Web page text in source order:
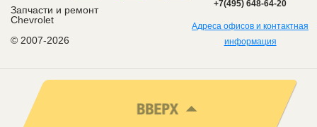
Запчасти и ремонт
Chevrolet
© 2007-2026
+7(495) 648-64-20
Адреса офисов и контактная
информация